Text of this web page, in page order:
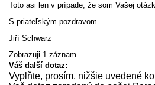
Toto asi len v prípade, že som Vašej
S priateľským pozdravom
Jiří Schwarz
Zobrazuji 1 záznam
Váš další dotaz:
Vyplňte, prosím, nižšie uvedené